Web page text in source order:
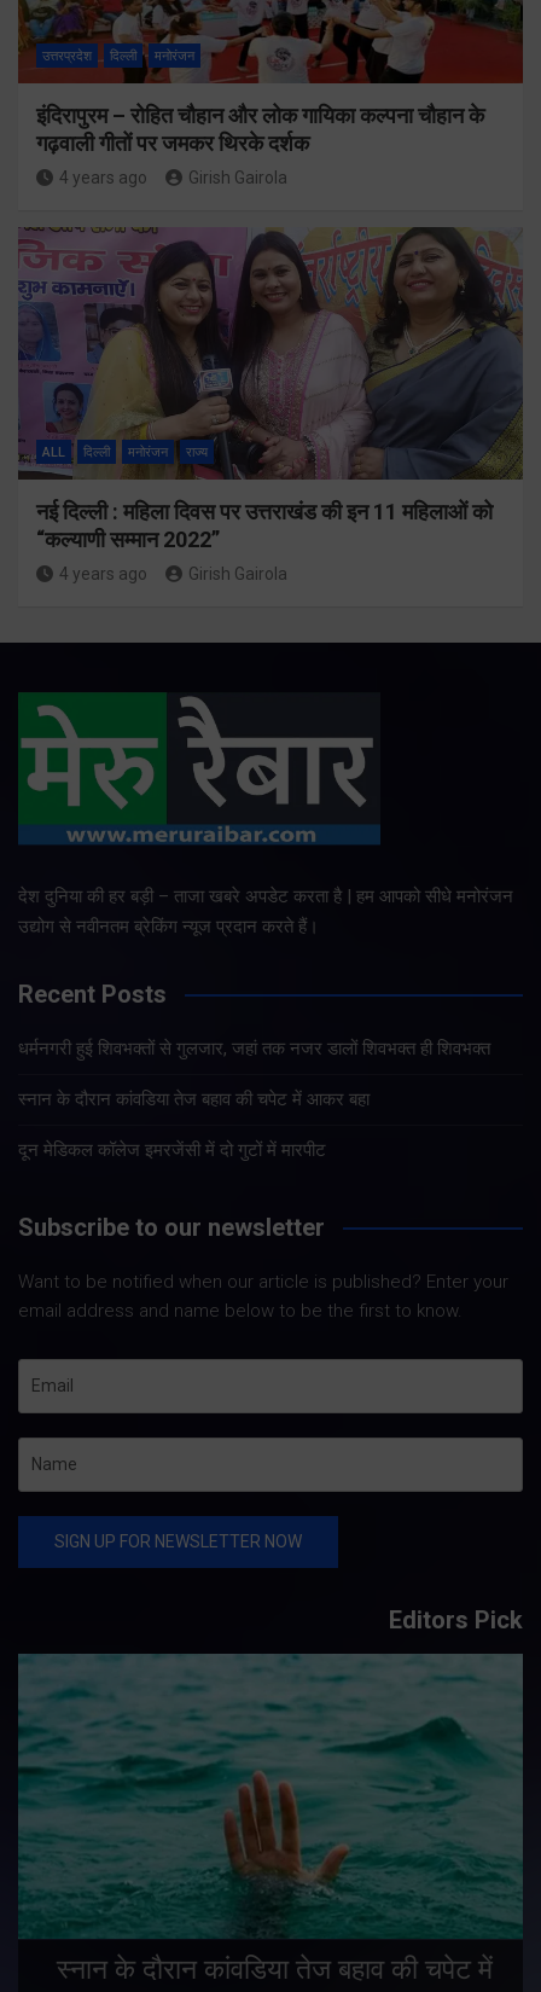
उत्तरप्रदेश दिल्ली मनोरंजन
इंदिरापुरम – रोहित चौहान और लोक गायिका कल्पना चौहान के
गढ़वाली गीतों पर जमकर थिरके दर्शक
4 years ago Girish Gairola
ALL दिल्ली मनोरंजन राज्य
नई दिल्ली : महिला दिवस पर उत्तराखंड की इन 11 महिलाओं को
“कल्याणी सम्मान 2022”
4 years ago Girish Gairola
देश दुनिया की हर बड़ी – ताजा खबरे अपडेट करता है | हम आपको सीधे मनोरंजन
उद्योग से नवीनतम ब्रेकिंग न्यूज प्रदान करते हैं।
Recent Posts
धर्मनगरी हुई शिवभक्तों से गुलजार, जहां तक नजर डालों शिवभक्त ही शिवभक्त
स्नान के दौरान कांवडिया तेज बहाव की चपेट में आकर बहा
दून मेडिकल कॉलेज इमरजेंसी में दो गुटों में मारपीट
Subscribe to our newsletter
Want to be notified when our article is published? Enter your
email address and name below to be the first to know.
Editors Pick
स्नान के दौरान कांवडिया तेज बहाव की चपेट में